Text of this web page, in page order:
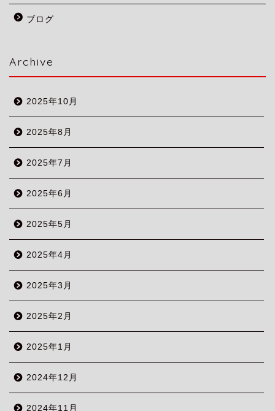
ブログ
Archive
2025年10月
2025年8月
2025年7月
2025年6月
2025年5月
2025年4月
2025年3月
2025年2月
2025年1月
2024年12月
2024年11月